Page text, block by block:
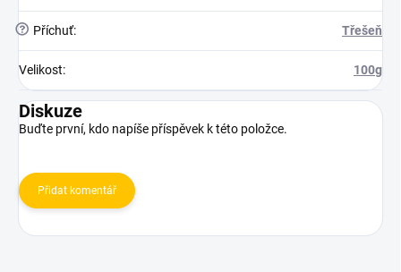
? Příchuť: Třešeň
Velikost: 100g
Diskuze
Buďte první, kdo napíše příspěvek k této položce.
Přidat komentář